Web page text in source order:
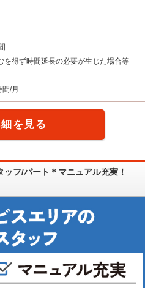
得ず時間延長の必要が生じた場合等
/月
を見る
フ/パート＊マニュアル充実！